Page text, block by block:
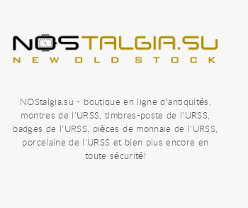
NOStalgia.su - boutique en ligne d'antiquités,
montres de l'URSS, timbres-poste de l'URSS,
badges de l'URSS, pièces de monnaie de l'URSS,
porcelaine de l'URSS et bien plus encore en
toute sécurité!